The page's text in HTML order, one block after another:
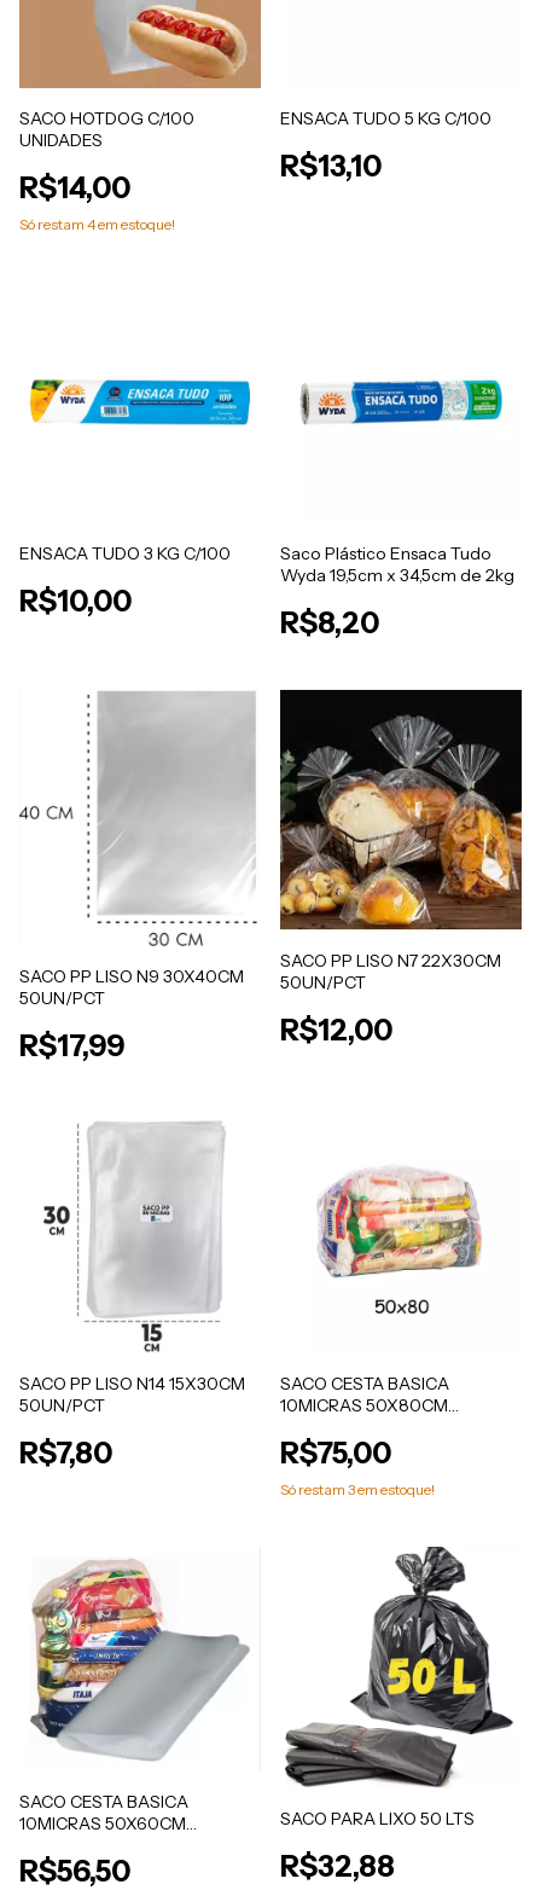
SACO HOTDOG C/100
UNIDADES
R$14,00
Só restam 4em estoque!
ENSACA TUDO 5 KG C/100
R$13,10
ENSACA TUDO 3 KG C/100
R$10,00
Saco Plástico Ensaca Tudo
Wyda 19,5cm x 34,5cm de 2kg
R$8,20
SACO PP LISO N9 30X40CM
50UN/PCT
R$17,99
SACO PP LISO N7 22X30CM
50UN/PCT
R$12,00
SACO PP LISO N14 15X30CM
50UN/PCT
R$7,80
SACO CESTA BASICA
10MICRAS 50X80CM
R$75,00
Só restam 3em estoque!
SACO CESTA BASICA
10MICRAS 50X60CM
R$56,50
SACO PARA LIXO 50 LTS
R$32,88